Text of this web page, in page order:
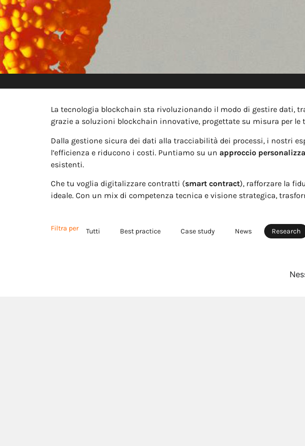
La tecnologia blockchain sta rivoluzionando il modo di gestire dati,
grazie a soluzioni blockchain innovative, progettate su misura per le
Dalla gestione sicura dei dati alla tracciabilità dei processi, i nostri
l’efficienza e riducono i costi. Puntiamo su un approccio
esistenti.
Che tu voglia digitalizzare contratti (smart contract), rafforzare la
ideale. Con un mix di competenza tecnica e visione strategica,
Filtra per Tutti Best practice Case study News Research